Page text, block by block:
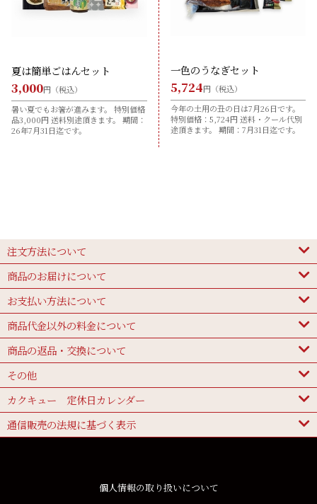
夏は簡単ごはんセット
3,000円（税込）
暑い夏でもお箸が進みます。 特別価格
品3,000円 送料別途頂きます。 期間：
26年7月31日迄です。
一色のうなぎセット
5,724円（税込）
今年の土用の丑の日は7月26日です。
特別価格：5,724円 送料・クール代別
途頂きます。 期間：7月31日迄です。
注文方法について
商品のお届けについて
お支払い方法について
商品代金以外の料金について
商品の返品・交換について
その他
カクキュー 定休日カレンダー
通信販売の法規に基づく表示
個人情報の取り扱いについて